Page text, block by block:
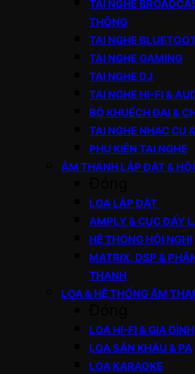
TAI NGHE
THÔNG
TAI NGHE
TAI NGHE GAMING
TAI NGHE DJ
TAI NGHE HI-FI &
BỘ KHUẾCH ĐẠI &
TAI NGHE NHẠC CỤ
PHỤ KIỆN TAI NGHE
ÂM THANH LẮP ĐẶT &
LOA LẮP ĐẶT
AMPLY & CỤC ĐẨY
HỆ THỐNG HỘI NGHỊ
MATRIX, DSP &
THANH
LOA & HỆ THỐNG ÂM
LOA HI-FI & GIA ĐÌNH
LOA SÂN KHẤU & PA
LOA KARAOKE